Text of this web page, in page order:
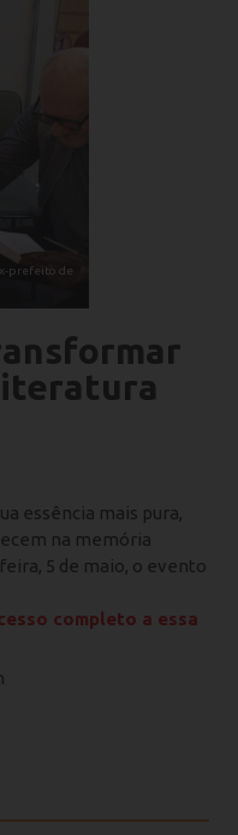
prefeito de
essência mais pura,
na memória
5 de maio, o evento
completo a essa